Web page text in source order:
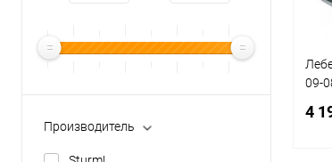
Производитель
09-
4